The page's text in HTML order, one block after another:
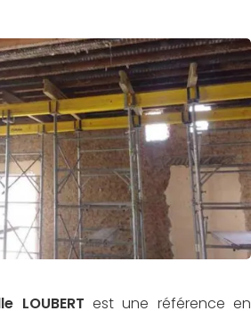
LOUBERT est une référence en